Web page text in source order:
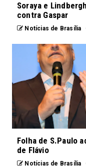
Soraya e
contra Gaspar
Notícias de Brasília
Folha de S.Paulo
de Flávio
Notícias de Brasília